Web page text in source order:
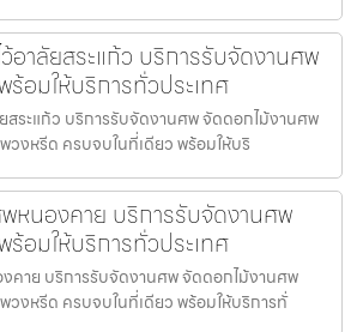
อาลัยสระแก้ว บริการรับจัดงานศพ
อมให้บริการทั่วประเทศ
สระแก้ว บริการรับจัดงานศพ จัดดอกไม้งานศพ
วงหรีด ครบจบในที่เดียว พร้อมให้บริ
หนองคาย บริการรับจัดงานศพ
อมให้บริการทั่วประเทศ
คาย บริการรับจัดงานศพ จัดดอกไม้งานศพ
วงหรีด ครบจบในที่เดียว พร้อมให้บริการทั่